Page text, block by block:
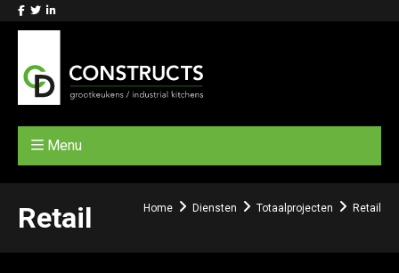
Menu
Retail Home Diensten Totaalprojecten Retail